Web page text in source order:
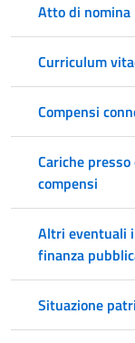
Atto di nomina
Curriculum
Compensi
Cariche
compensi
Altri eventuali
finanza
Situazione